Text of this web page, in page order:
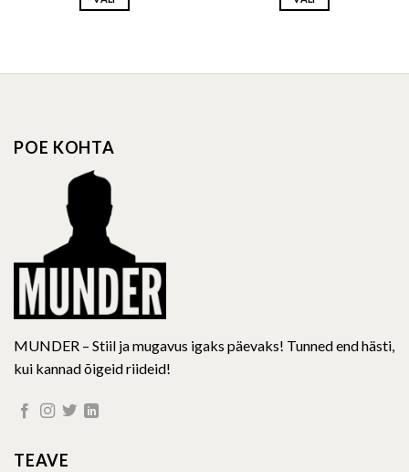
multiple
may
chosen
on
the
product
page
multiple
POE KOHTA
MUNDER – Stiil ja mugavus igaks päevaks! Tunned end hästi,
kui kannad õigeid riideid!
TEAVE